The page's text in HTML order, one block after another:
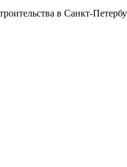
в Санкт-